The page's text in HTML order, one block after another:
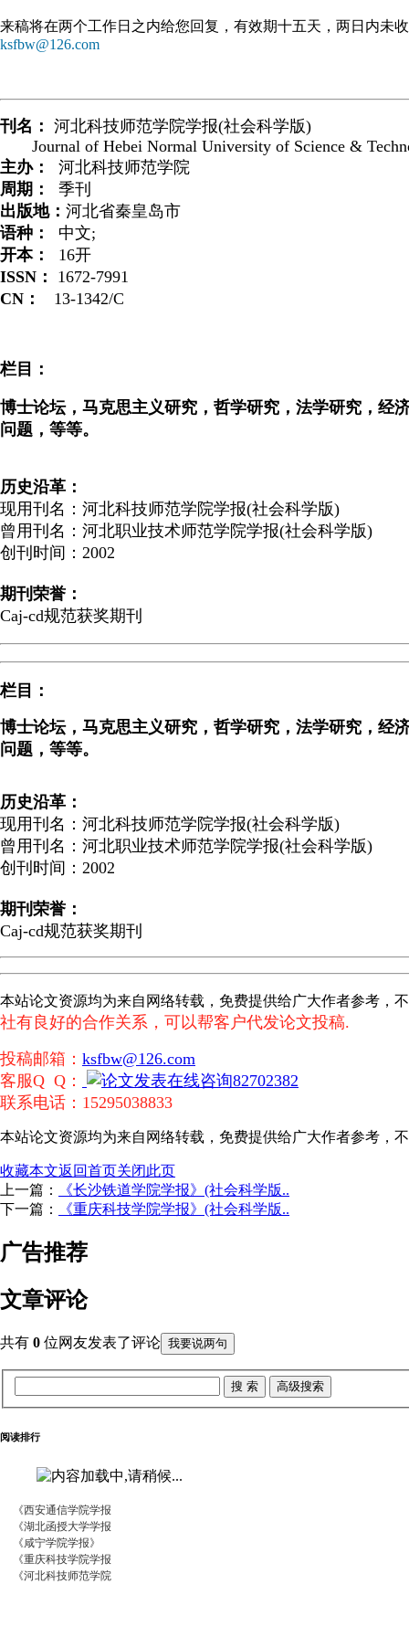
来稿将在两个工作日之内给您回复，有效期十五天，两日内未
ksfbw@126.com
刊名： 河北科技师范学院学报(社会科学版)
Journal of Hebei Normal University of Science &
主办：
河北科技师范学院
周期：
季刊
出版地： 河北省秦皇岛市
语种：
中文;
开本：
16开
ISSN：
1672-7991
CN：
13-1342/C
栏目：
博士论坛，马克思主义研究，哲学研究，法学研究，经
问题，等等。
历史沿革：
现用刊名：河北科技师范学院学报(社会科学版)
曾用刊名：河北职业技术师范学院学报(社会科学版)
创刊时间：2002
期刊荣誉：
Caj-cd规范获奖期刊
栏目：
博士论坛，马克思主义研究，哲学研究，法学研究，经
问题，等等。
历史沿革：
现用刊名：河北科技师范学院学报(社会科学版)
曾用刊名：河北职业技术师范学院学报(社会科学版)
创刊时间：2002
期刊荣誉：
Caj-cd规范获奖期刊
本站论文资源均为来自网络转载，免费提供给广大作者参考，
社有良好的合作关系，可以帮客户代发论文投稿.
投稿邮箱： ksfbw@126.com
客服Q Q：
82702382
联系电话：15295038833
本站论文资源均为来自网络转载，免费提供给广大作者参考，
收藏本文返回首页关闭此页
上一篇：
《长沙铁道学院学报》(社会科学版..
下一篇：
《重庆科技学院学报》(社会科学版..
广告推荐
文章评论
共有 0 位网友发表了评论 我要说两句
阅读排行
《西安通信学院学报
《湖北函授大学学报
《咸宁学院学报》
《重庆科技学院学报
《河北科技师范学院